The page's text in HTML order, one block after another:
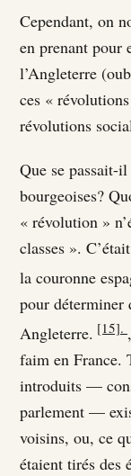
Cependant, on
en prenant pour
l’Angleterre
ces «
révolutions
Que se passait-
bourgeoises?
« révolution »
classes ».
la couronne
pour déterminer
Angleterre. [15].
faim en France.
introduits —
parlement —
voisins, ou, ce
étaient tirés des